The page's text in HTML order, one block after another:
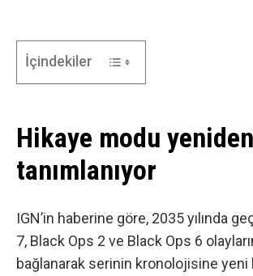
İçindekiler
Hikaye modu yeniden
tanımlanıyor
IGN’in haberine göre, 2035 yılında
7, Black Ops 2 ve Black Ops 6
bağlanarak serinin kronolojisine yeni